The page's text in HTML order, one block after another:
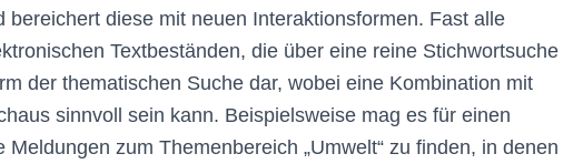
bereichert diese mit neuen Interaktionsformen. Fast alle
Textbeständen, die über eine reine Stichwortsuche
der thematischen Suche dar, wobei eine Kombination mit
sinnvoll sein kann. Beispielsweise mag es für einen
zum Themenbereich „Umwelt“ zu finden, in denen